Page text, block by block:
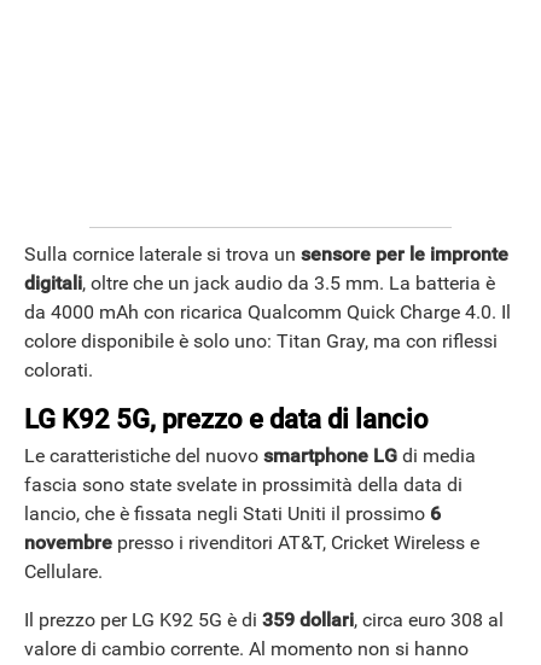
Sulla cornice laterale si trova un sensore per le impronte
digitali, oltre che un jack audio da 3.5 mm. La batteria è
da 4000 mAh con ricarica Qualcomm Quick Charge 4.0. Il
colore disponibile è solo uno: Titan Gray, ma con riflessi
colorati.
LG K92 5G, prezzo e data di lancio
Le caratteristiche del nuovo smartphone LG di media
fascia sono state svelate in prossimità della data di
lancio, che è fissata negli Stati Uniti il prossimo 6
novembre presso i rivenditori AT&T, Cricket Wireless e
Cellulare.
Il prezzo per LG K92 5G è di 359 dollari, circa euro 308 al
valore di cambio corrente. Al momento non si hanno